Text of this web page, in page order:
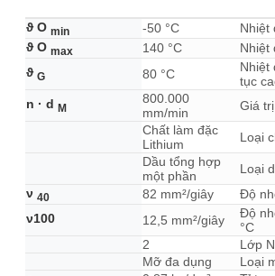
ϑ O min -50 °C
Nhiệt
ϑ O max 140 °C
Nhiệt
ϑ G 80 °C
Nhiệt
tục
n · d M
800.000
mm/min
Giá
Chất làm đặc
Lithium
Loại
Dầu tổng hợp
một phần
Loại
ν 40 82 mm²/giây
Độ
ν100
12,5 mm²/giây
Độ
°C
2
Lớp
Mỡ đa dụng
Loại